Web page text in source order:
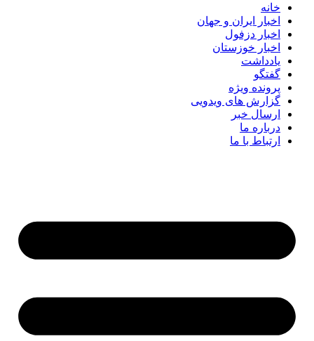
خانه
اخبار ایران و جهان
اخبار دزفول
اخبار خوزستان
یادداشت
گفتگو
پرونده ویژه
گزارش های ویدویی
ارسال خبر
درباره ما
ارتباط با ما